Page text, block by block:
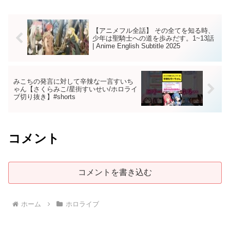
【アニメフル全話】 その全てを知る時、
少年は聖騎士への道を歩みだす。1~13話
| Anime English Subtitle 2025
みこちの発言に対して辛辣な一言すいち
ゃん【さくらみこ/星街すいせい/ホロライ
ブ切り抜き】#shorts
コメント
コメントを書き込む
ホーム ホロライブ